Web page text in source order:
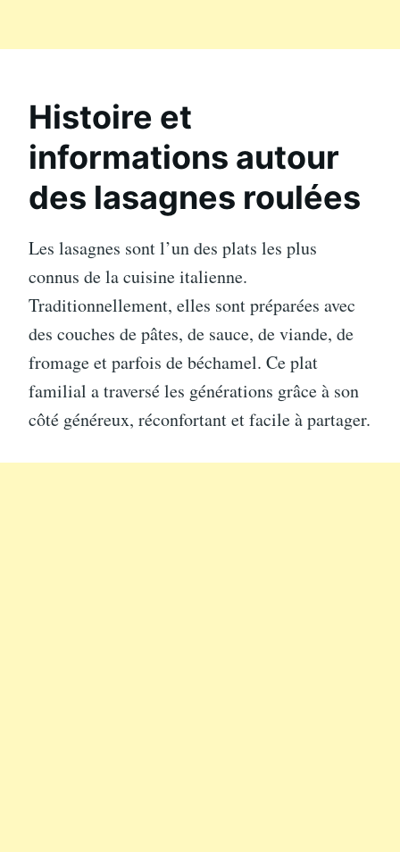
Histoire et
informations autour
des lasagnes roulées
Les lasagnes sont l’un des plats les plus
connus de la cuisine italienne.
Traditionnellement, elles sont préparées avec
des couches de pâtes, de sauce, de viande, de
fromage et parfois de béchamel. Ce plat
familial a traversé les générations grâce à son
côté généreux, réconfortant et facile à partager.